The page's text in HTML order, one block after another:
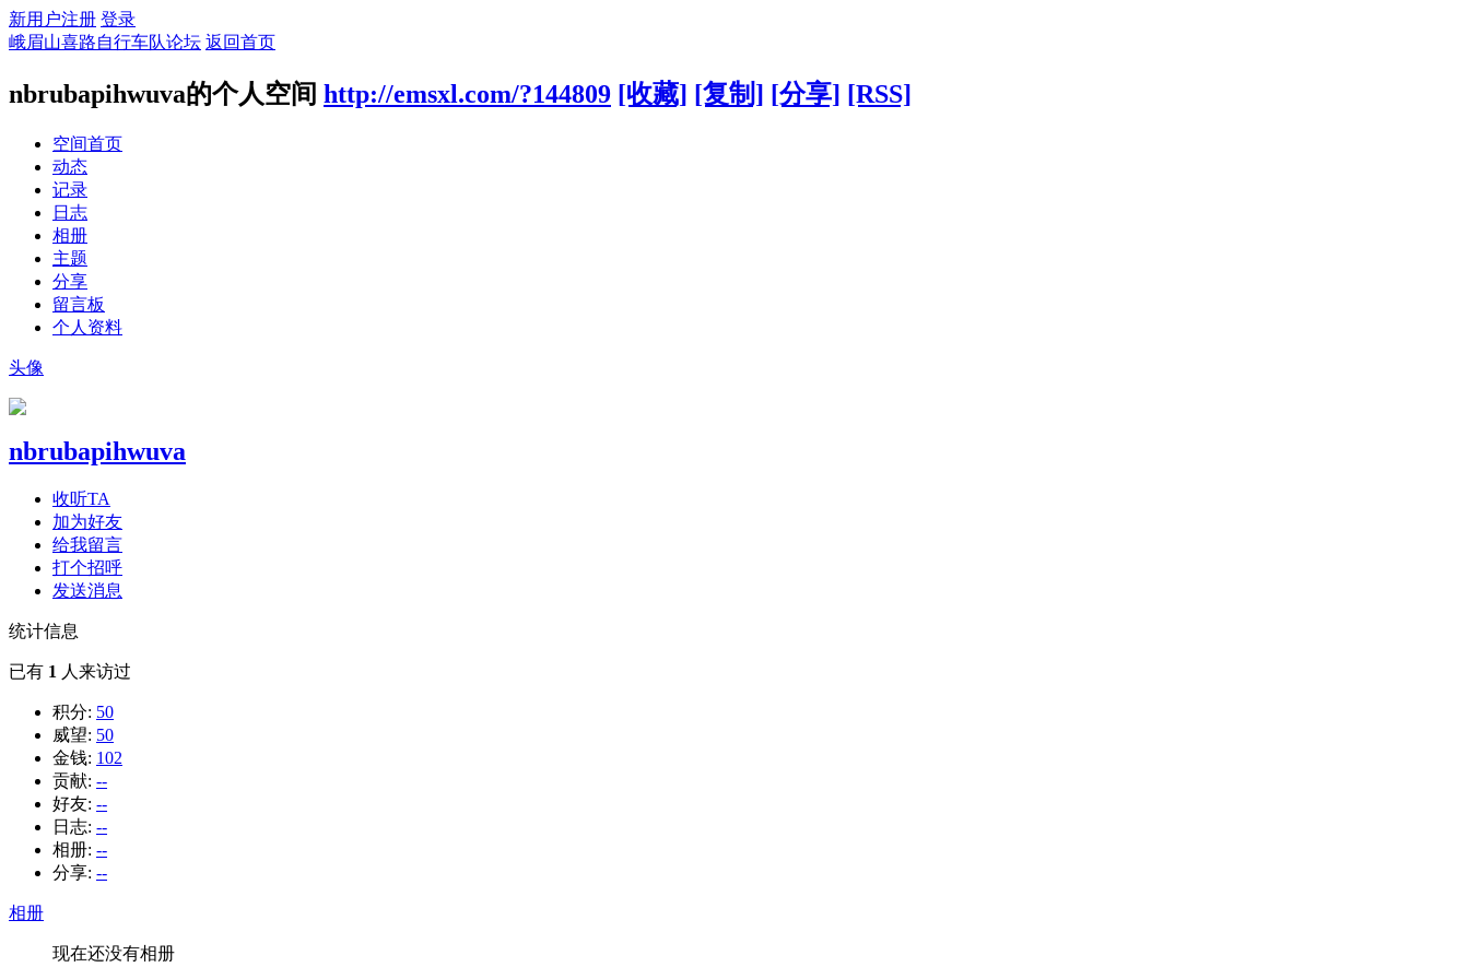
新用户注册 登录
峨眉山喜路自行车队论坛 返回首页
nbrubapihwuva的个人空间 http://emsxl.com/?144809 [收藏] [复制] [分享] [RSS]
空间首页
动态
记录
日志
相册
主题
分享
留言板
个人资料
头像
nbrubapihwuva
收听TA
加为好友
给我留言
打个招呼
发送消息
统计信息
已有 1 人来访过
积分: 50
威望: 50
金钱: 102
贡献: --
好友: --
日志: --
相册: --
分享: --
相册
现在还没有相册